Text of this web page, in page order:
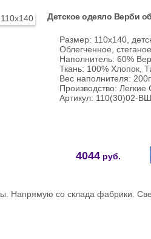
Детское одеяло Верби
Размер: 110х140,
Облегченное,
Наполнитель: 60%
Ткань: 100% Хлопок,
Вес наполнителя:
Производство: Легкие
Артикул: 110(30)02-
4044 руб.
Напрямую со склада фабрики.